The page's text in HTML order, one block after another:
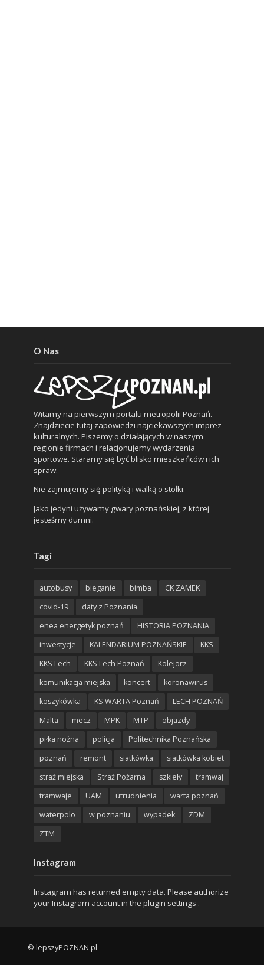
O Nas
Witamy na pierwszym portalu metropolii Poznań.
Znajdziecie tutaj zapowiedzi najciekawszych imprez
kulturalnych. Piszemy o działających w naszym
regionie firmach i relacjonujemy wydarzenia
sportowe. Staramy się być blisko mieszkańców i ich
spraw.
Nie zajmujemy się polityką i walką o stołki.
Jako jedyni używamy gwary poznańskiej, z której
jesteśmy dumni.
Tagi
autobusy bieganie bimba
CK ZAMEK
covid-19
daty z Poznania
enea energetyk poznań
HISTORIA POZNANIA
inwestycje
KALENDARIUM POZNAŃSKIE
KKS
KKS Lech
KKS Lech Poznań
Kolejorz
komunikacja miejska
koncert
koronawirus
koszykówka
KS WARTA Poznań
LECH POZNAŃ
Malta
mecz MPK MTP
objazdy
piłka nożna
policja
Politechnika Poznańska
poznań
remont siatkówka
siatkówka kobiet
straż miejska
Straż Pożarna szkieły
tramwaj
tramwaje
UAM utrudnienia
warta poznań
waterpolo
w poznaniu wypadek
ZDM
ZTM
Instagram
Instagram has returned empty data. Please authorize
your Instagram account in the plugin settings .
© lepszyPOZNAN.pl